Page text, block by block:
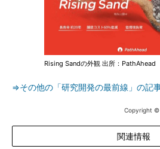
Rising Sandの外観 出所：PathAhead
⇒その他の「研究開発の最前線」の記
Copyright ©
関連情報